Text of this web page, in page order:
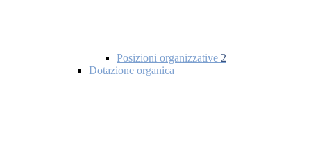
Posizioni organizzative 2
Dotazione organica